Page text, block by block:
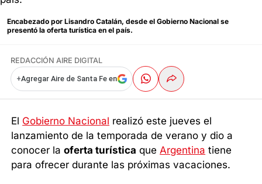
Encabezado por Lisandro Catalán, desde el Gobierno Nacional se
presentó la oferta turística en el país.
REDACCIÓN AIRE DIGITAL
+Agregar Aire de Santa Fe en
El Gobierno Nacional realizó este jueves el
lanzamiento de la temporada de verano y dio a
conocer laoferta turística queArgentina tiene
para ofrecer durante las próximas vacaciones.